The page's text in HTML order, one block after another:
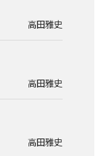
高田雅史
高田雅史
高田雅史